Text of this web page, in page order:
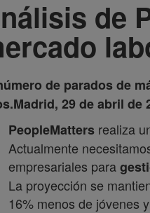
de
de parados de
Madrid, 29 de abril de
PeopleMatters realiza
Actualmente
empresariales para
La proyección se
16% menos de jóvenes